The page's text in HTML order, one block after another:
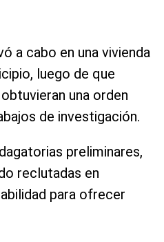
a cabo en una vivienda
luego de que
una orden
de investigación.
preliminares,
reclutadas en
para ofrecer